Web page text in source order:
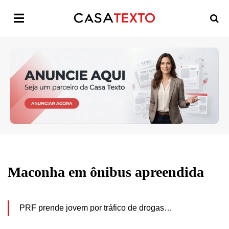
Maconha em ônibus apreendida
PRF prende jovem por tráfico de drogas…